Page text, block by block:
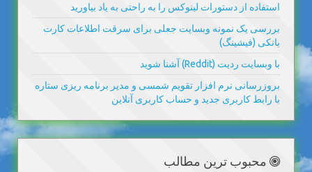
استفاده از دستورات لینوکس را به راحتی به یاد بیاورید
بررسی یک نمونه وبسایت جعلی برای سرقت اطلاعات کارت
بانکی (فیشینگ)
با وبسایت ردیت (Reddit) آشنا شوید
بروزرسانی نرم افزار تقویم شمسی و مدیر برنامه ریزی ستاره
با رابط کاربری جدید و حساب کاربری آنلاین
محبوب ترین مطالب